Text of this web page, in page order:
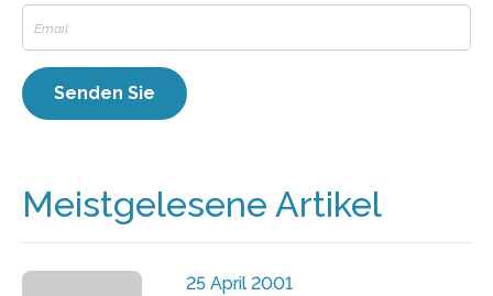
Meistgelesene Artikel
25 April 2001